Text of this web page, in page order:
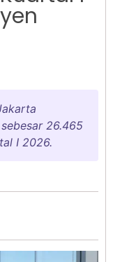
26.465
I 2026.